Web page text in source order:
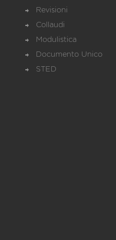
Revisioni
Collaudi
Modulistica
Documento Unico
STED